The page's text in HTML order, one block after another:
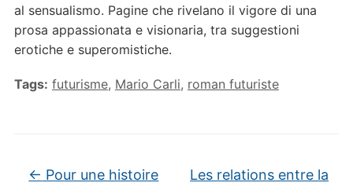
al sensualismo. Pagine che rivelano il vigore di una
prosa appassionata e visionaria, tra suggestioni
erotiche e superomistiche.
Tags: futurisme, Mario Carli, roman futuriste
← Pour une histoire
Les relations entre la